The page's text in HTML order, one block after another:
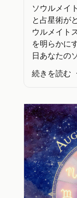
ソウルメイ
と占星術が
ウルメイト
を明らかに
日あなたの
続きを読む